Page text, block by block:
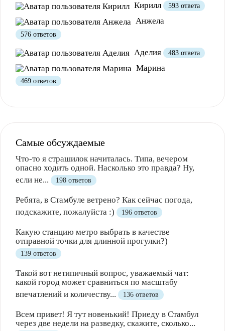
Полезно 1
Кирилл 593 ответа
Анжела
576 ответов
Аделия 483 ответа
Марина
469 ответов
Самые обсуждаемые
Что-то я страшилок начиталась. Типа, вечером
опасно ходить одной. Насколько это правда? Ну,
если не...
198 ответов
Ребята, в Стамбуле ветрено? Как сейчас погода,
подскажите, пожалуйста :)
196 ответов
Какую станцию метро выбрать в качестве
отправной точки для длинной прогулки?)
139 ответов
Такой вот нетипичный вопрос, уважаемый чат:
какой город может сравниться по масштабу
впечатлений и количеству...
136 ответов
Всем привет! Я тут новенький! Приеду в Стамбул
через две недели на разведку, скажите, сколько...